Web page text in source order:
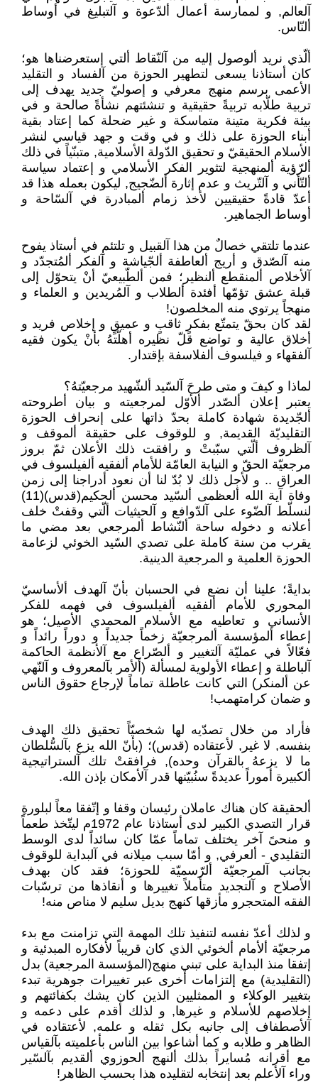
آلعالم, و لممارسة أعمال ألدّعوة و آلتبليغ في أوساط
ألنّاس.
ألّذي نريد ألوصول إليه من آلنّقاط ألتي إستعرضناها هو؛
كان أستاذنا يسعى لتطهير الحوزة من آلفساد و التقليد
الأعمى برسم منهج معرفي و إصوليّ جديد يهدف إلى
تربية طلّابه تربيةً حقيقية و تنشئتهم نشأةً صالحة و في
بيئة فكرية متينة متماسكة و غير ضحلة كما إعتاد بقية
أبناء الحوزة على ذلك و في وقت و جهد قياسي لنشر
الأسلام الحقيقيّ و تحقيق الدّولة الأسلامية, متبنّياً في ذلك
ألرّؤية ألمنهجية لتثوير الفكر الأسلامي و إعتماد سياسة
ألتّأني و آلتّريث و عدم إثارة ألضّجيج, ليكون بعمله هذا قد
أعدّ قادةً حقيقيين لأخذ زمام ألمبادرة في آلسّاحة و
أوساط الجماهير.
عندما تلتقي خصالٌ من هذا آلقبيل و تلتئم في أستاذ يفوح
منه آلصّدق و أريج ألعاطفة ألجّياشة و آلفكر ألمُتجدّد و
آلأخلاص ألمنقطع ألنظير؛ فمن ألطّبيعيّ أنْ يتحوّل إلى
قبلة عشق تؤمّها أفئدة ألطلاب و آلمُريدين و العلماء و
منهجاً يرتوي منه المخلصون!
لقد كان بحقّ يتمتّع بفكرٍ ثاقبٍ و عميقٍ و إخلاص فريد و
أخلاق عالية و تواضع قلّ نظيره أهلّتهُ بأنْ يكون فقيه
آلفقهاء و فيلسوف ألفلاسفة بإقتدار.
لماذا و كيفَ و متى طرحَ آلسّيد ألشّهيد مرجعيّتهُ؟
يعتبر إعلان ألصّدر ألأوّل لمرجعيته و بيان أطروحته
ألجّديدة شهادة كاملة بحدّ ذاتها على إنحراف الحوزة
التقليديّة القديمة, و للوقوف على حقيقة ألموقف و
آلظروف ألّتي سبّبتْ و رافقت ذلك الأعلان ثمّ بروز
مرجعيّة الحقّ و النيابة العامّة للأمام ألفقيه ألفيلسوف في
العراق .. و لأجل ذلك لا بُدّ لنا أن نعود أدراجنا إلى زمن
وفاة آية الله ألعظمى ألسّيد محسن ألحكيم(قدس)(11)
لنسلّط آلضّوء على آلدّوافع و آلحيثيات ألّتي وقفتْ خلف
أعلانه و دخوله ساحة ألنّشاط ألمرجعي بعد مضي ما
يقرب من سنة كاملة على تصدي السّيد الخوئي لزعامة
الحوزة العلمية و المرجعية الدينية.
بدايةً؛ علينا أن نضع في الحسبان بأنّ آلهدف ألأساسيّ
المحوري للأمام ألفقيه ألفيلسوف في فهمه للفكر
الأنساني و تعاطيه مع الأسلام المحمدي الأصيل؛ هو
إعطاء ألمؤسسة ألمرجعيّة زخماً جديداً و دوراً رائداً و
فعّالاً في عمليّة آلتغيير و ألصّراع مع آلأنظمة الحاكمة
آلباطلة و إعطاء الأولوية لمسألة (ألأمر بآلمعروف و آلنّهي
عن ألمنكر) التي كانت عاطلة تماماً لإرجاع حقوق الناس
و ضمان كرامتهمب!
فأراد من خلال تصدّيه لها شخصيّاً تحقيق ذلك الهدف
بنفسه, لا غير, لأعتقاده (قدس)؛ (بأنّ الله يزع بآلسُّلطان
ما لا يزعهُ بالقرآن وحده), فرافقتْ تلك آلستراتيجية
ألكبيرة أموراً عديدةً سنُبيّنها قدر آلأمكان بإذن الله.
ألحقيقة كان هناك عاملان رئيسان وقفا و إتّفقا معاً لبلورةِ
قرار التصدي الكبير لدى أستاذنا عام 1972م ليتّخذ طعماً
و منحىً آخر يختلف تماماً عمّا كان سائداً لدى الوسط
التقليدي - ألعرفي, و أمّا سبب ميلانه في آلبداية للوقوف
بجانب آلمرجعيّة ألرّسميّة للحوزة؛ فقد كان بهدف
الأصلاح و آلتجديد متأملاً تغييرها و أنقاذها من ترسّبات
الفقه المتحجرو مأزقها كنهج بديل سليم لا مناص منه!
و لذلك أعدّ نفسه لتنفيذ تلك المهمة التي تزامنت مع بدء
مرجعيّة ألأمام ألخوئي الذي كان قريباً لأفكاره المبدئية و
إتفقا منذ البداية على تبني منهج(المؤسسة المرجعية) بدل
(التقليدية) مع إلتزامات أخرى عبر تغييرات جوهرية تبدء
بتغيير الوكلاء و الممثليين الذين كان يشك بكفائتهم و
إخلاصهم للأسلام و غيرها, و لذلك أقدم على دعمه و
آلأصطفاف إلى جانبه بكل ثقله و علمه, لأعتقاده في
الظاهر و طلابه و كما أشاعوا بين الناس بأعلميته بآلقياس
مع أقرانه مُسايراً بذلك ألنهج ألحوزوي ألقديم بآلسّير
وراء آلأعلم بعد إنتخابه لتقليده هذا بحسب الظاهر!